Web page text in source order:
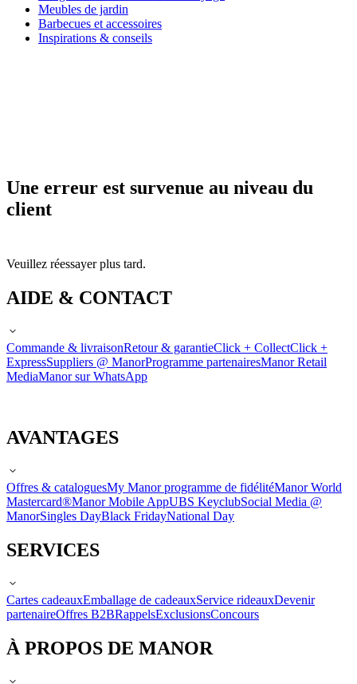
Meubles de jardin
Barbecues et accessoires
Inspirations & conseils
Une erreur est survenue au niveau du
client
Veuillez réessayer plus tard.
AIDE & CONTACT
Commande & livraisonRetour & garantieClick + CollectClick +
ExpressSuppliers @ ManorProgramme partenairesManor Retail
MediaManor sur WhatsApp
AVANTAGES
Offres & cataloguesMy Manor programme de fidélitéManor World
Mastercard®Manor Mobile AppUBS KeyclubSocial Media @
ManorSingles DayBlack FridayNational Day
SERVICES
Cartes cadeauxEmballage de cadeauxService rideauxDevenir
partenaireOffres B2BRappelsExclusionsConcours
À PROPOS DE MANOR